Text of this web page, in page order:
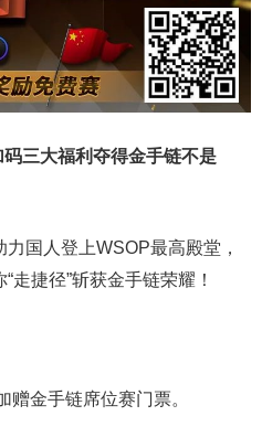
三大福利夺得金手链不是
国人登上WSOP最高殿堂，
走捷径”斩获金手链荣耀！
金手链席位赛门票。